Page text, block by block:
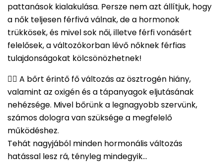
pattanások kialakulása. Persze nem azt állítjuk, hogy
a nők teljesen férfivá válnak, de a hormonok
trükkösek, és mivel sok női, illetve férfi vonásért
felelősek, a változókorban lévő nőknek férfias
tulajdonságokat kölcsönözhetnek!
👉🏻 A bőrt érintő fő változás az ösztrogén hiány,
valamint az oxigén és a tápanyagok eljutásának
nehézsége. Mivel bőrünk a legnagyobb szervünk,
számos dologra van szüksége a megfelelő
működéshez.
Tehát nagyjából minden hormonális változás
hatással lesz rá, tényleg mindegyik…